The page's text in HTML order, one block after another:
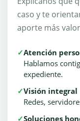
caso y te
aporte más
✓Atención
Hablamos
expediente.
✓Visión integral
Redes,
✓Soluciones